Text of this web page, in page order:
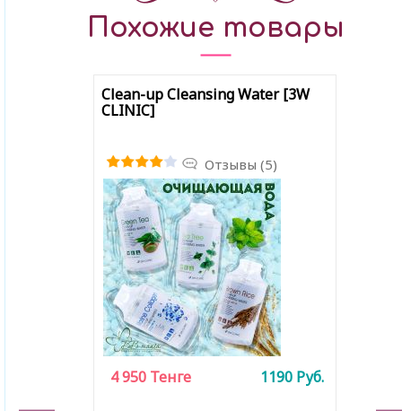
Похожие товары
Clean-up Cleansing Water [3W
CLINIC]
Отзывы (5)
4 950 Тенге 1190 Руб.